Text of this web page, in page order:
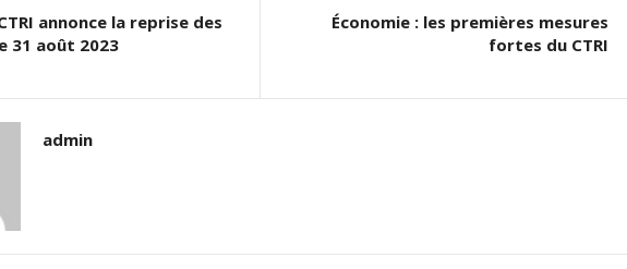
annonce la reprise des
31 août 2023
Économie : les premières mesures
fortes du CTRI
admin